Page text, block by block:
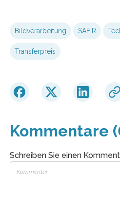
Bildverarbeitung SAFIR
Transferpreis
Kommentare
Schreiben Sie einen